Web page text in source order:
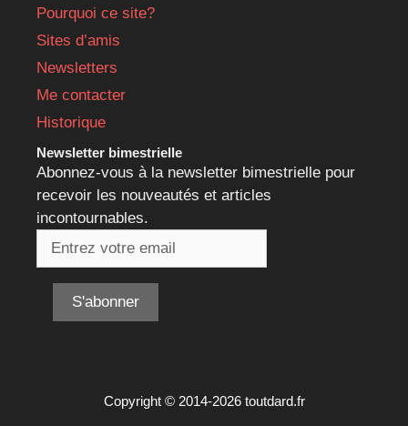
Pourquoi ce site?
Sites d’amis
Newsletters
Me contacter
Historique
Newsletter bimestrielle
Abonnez-vous à la newsletter bimestrielle pour
recevoir les nouveautés et articles
incontournables.
Copyright © 2014-2026 toutdard.fr